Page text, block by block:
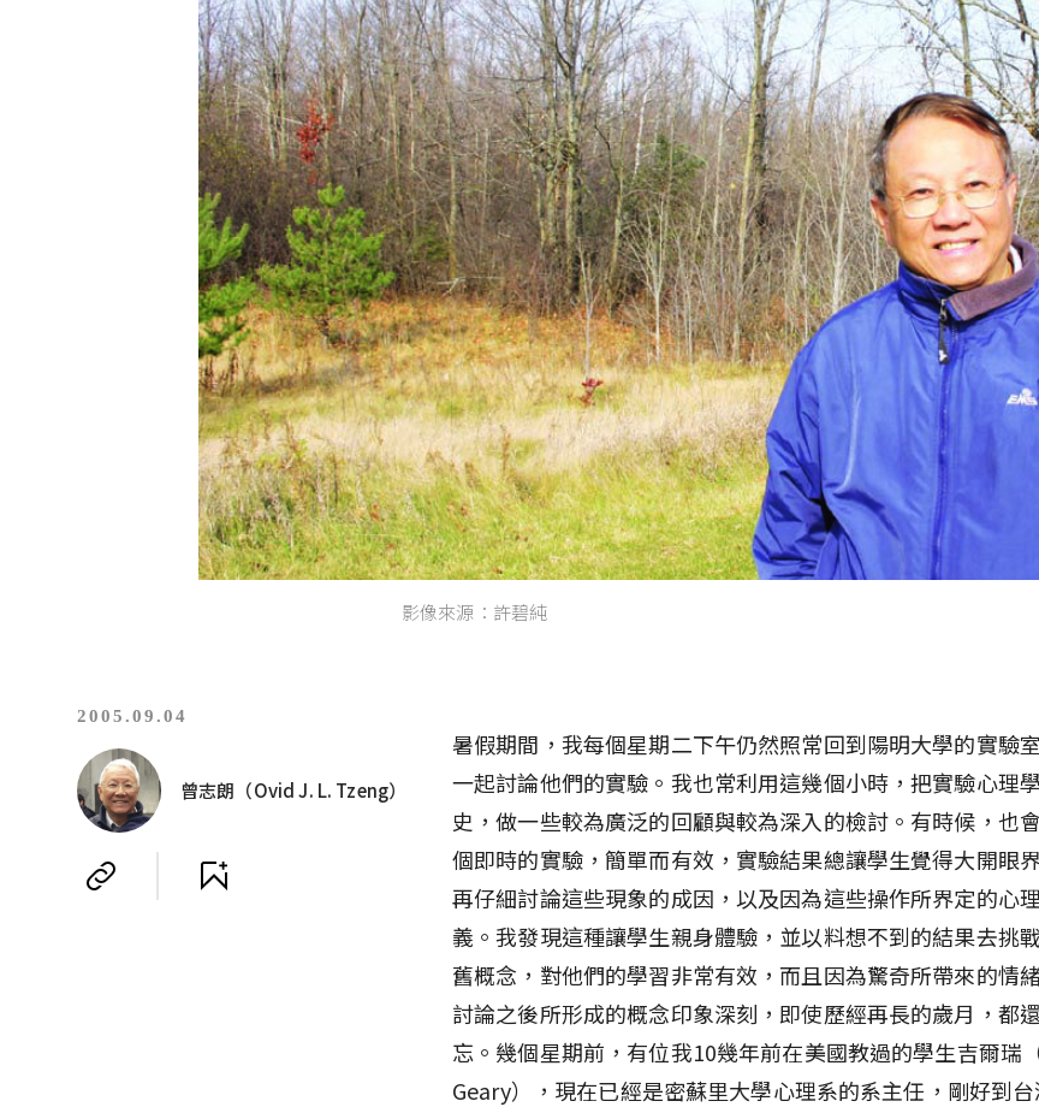
影像來源：許碧純
2005.09.04
曾志朗（Ovid J. L. Tzeng）
暑假期間，我每個星期二下午仍然照常回到陽明大學的實驗
一起討論他們的實驗。我也常利用這幾個小時，把實驗心理
史，做一些較為廣泛的回顧與較為深入的檢討。有時候，也
個即時的實驗，簡單而有效，實驗結果總讓學生覺得大開眼
再仔細討論這些現象的成因，以及因為這些操作所界定的心
義。我發現這種讓學生親身體驗，並以料想不到的結果去挑
舊概念，對他們的學習非常有效，而且因為驚奇所帶來的情
討論之後所形成的概念印象深刻，即使歷經再長的歲月，都
忘。幾個星期前，有位我10幾年前在美國教過的學生吉爾瑞
Geary），現在已經是密蘇里大學心理系的系主任，剛好到台